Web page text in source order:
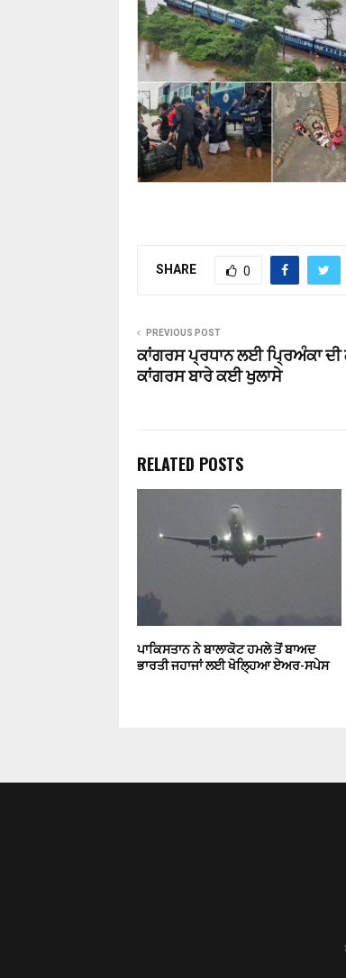
SHARE 0
PREVIOUS POST
ਕਾਂਗਰਸ ਪ੍ਰਧਾਨ ਲਈ ਪ੍ਰਿਅੰਕਾ
ਕਾਂਗਰਸ ਬਾਰੇ ਕਈ ਖੁਲਾਸੇ
RELATED POSTS
ਪਾਕਿਸਤਾਨ ਨੇ ਬਾਲਾਕੋਟ ਹਮਲੇ ਤੋਂ ਬਾਅਦ
ਭਾਰਤੀ ਜਹਾਜਾਂ ਲਈ ਖੋਲ੍ਹਿਆ ਏਅਰ-ਸਪੇਸ